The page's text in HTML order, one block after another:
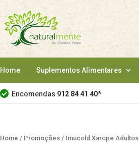
Home Suplementos Alimentares
Encomendas 912 84 41 40*
Home / Promoções / Imucold Xarope Adultos